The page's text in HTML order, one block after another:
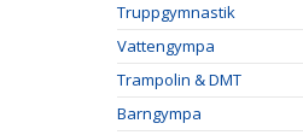
Truppgymnastik
Vattengympa
Trampolin & DMT
Barngympa